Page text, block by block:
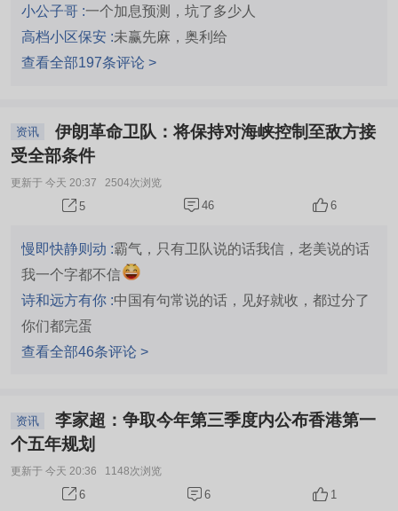
小公子哥 :一个加息预测，坑了多少人
高档小区保安 :未赢先麻，奥利给
查看全部197条评论 >
资讯
伊朗革命卫队：将保持对海峡控制至敌方接
受全部条件
更新于 今天 20:37 2504次浏览
5 46 6
慢即快静则动 :霸气，只有卫队说的话我信，老美说的话
我一个字都不信
诗和远方有你 :中国有句常说的话，见好就收，都过分了
你们都完蛋
查看全部46条评论 >
资讯
李家超：争取今年第三季度内公布香港第一
个五年规划
更新于 今天 20:36 1148次浏览
6 6 1